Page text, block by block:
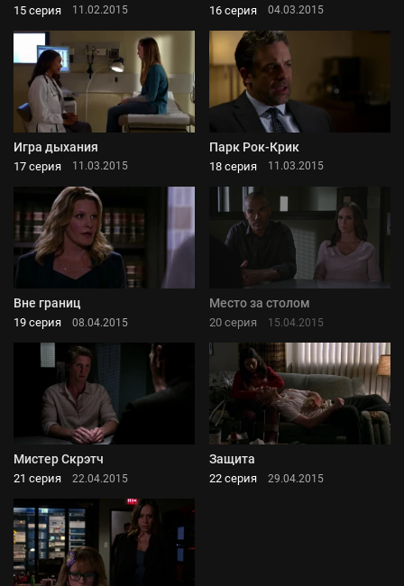
15 серия 11.02.2015 16 серия 04.03.2015
Игра дыхания
17 серия 11.03.2015
Парк Рок-Крик
18 серия 11.03.2015
Вне границ
19 серия 08.04.2015
Место за столом
20 серия 15.04.2015
Мистер Скрэтч
21 серия 22.04.2015
Защита
22 серия 29.04.2015